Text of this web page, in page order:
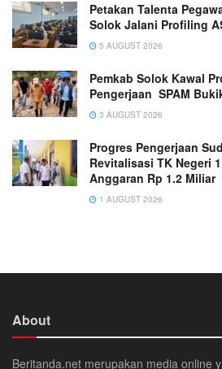
Petakan Talenta
Solok Jalani Profiling
5 AUGUST 2026
Pemkab Solok Kawal
Pengerjaan SPAM
3 AUGUST 2026
Progres Pengerjaan
Revitalisasi TK Negeri
Anggaran Rp 1.2 Miliar
1 AUGUST 2026
About
Beritanda.net merupakan media online